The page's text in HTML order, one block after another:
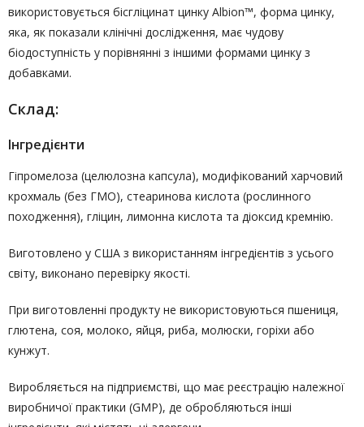
використовується бісгліцинат цинку Albion™, форма цинку,
яка, як показали клінічні дослідження, має чудову
біодоступність у порівнянні з іншими формами цинку з
добавками.
Склад:
Інгредієнти
Гіпромелоза (целюлозна капсула), модифікований харчовий
крохмаль (без ГМО), стеаринова кислота (рослинного
походження), гліцин, лимонна кислота та діоксид кремнію.
Виготовлено у США з використанням інгредієнтів з усього
світу, виконано перевірку якості.
При виготовленні продукту не використовуються пшениця,
глютена, соя, молоко, яйця, риба, молюски, горіхи або
кунжут.
Виробляється на підприємстві, що має реєстрацію належної
виробничої практики (GMP), де обробляються інші